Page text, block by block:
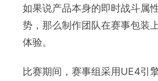
如果说产品本身的即时战斗属
势，那么制作团队在赛事包装
体验。
比赛期间，赛事组采用UE4引